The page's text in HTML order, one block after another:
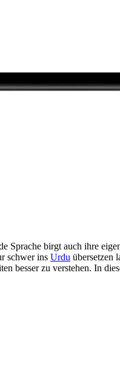
birgt auch ihre
schwer ins Urdu übersetzen
besser zu verstehen. In